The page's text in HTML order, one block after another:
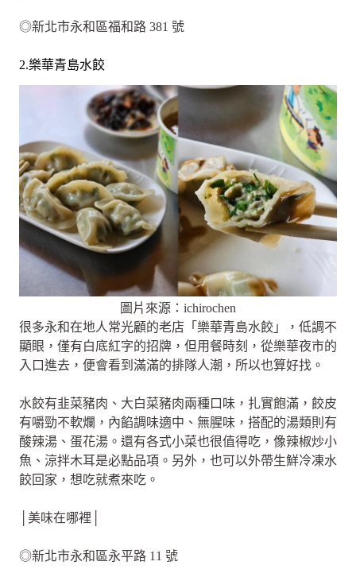
◎新北市永和區福和路 381 號
2.樂華青島水餃
圖片來源：ichirochen
很多永和在地人常光顧的老店「樂華青島水餃」，低調不
顯眼，僅有白底紅字的招牌，但用餐時刻，從樂華夜市的
入口進去，便會看到滿滿的排隊人潮，所以也算好找。
水餃有韭菜豬肉、大白菜豬肉兩種口味，扎實飽滿，餃皮
有嚼勁不軟爛，內餡調味適中、無腥味，搭配的湯類則有
酸辣湯、蛋花湯。還有各式小菜也很值得吃，像辣椒炒小
魚、涼拌木耳是必點品項。另外，也可以外帶生鮮冷凍水
餃回家，想吃就煮來吃。
│美味在哪裡│
◎新北市永和區永平路 11 號